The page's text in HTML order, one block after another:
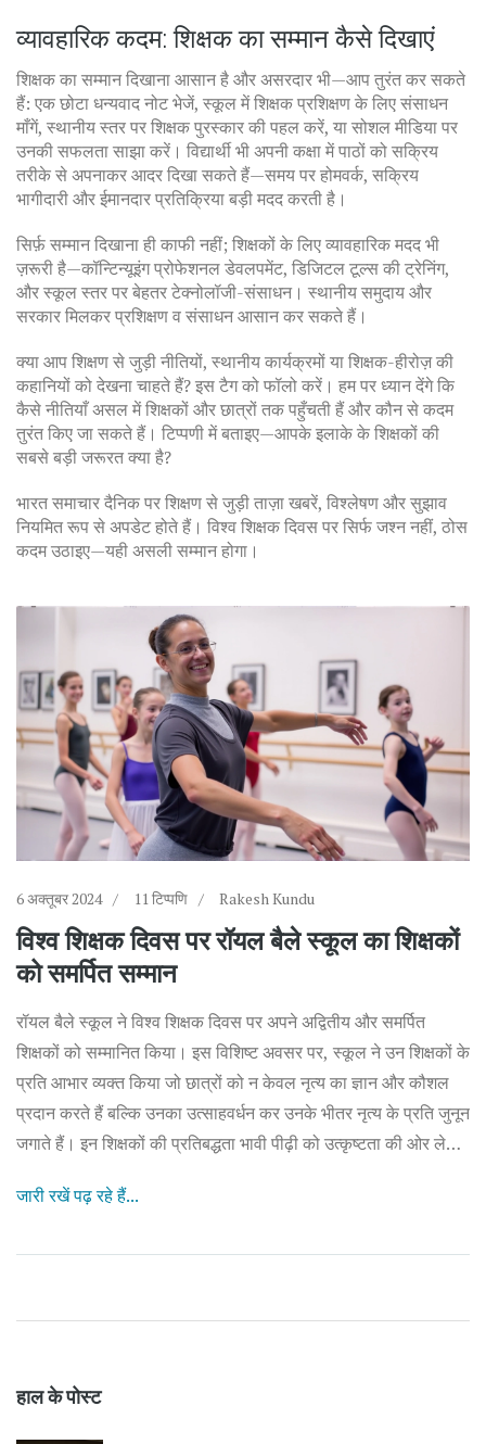
व्यावहारिक कदम: शिक्षक का सम्मान कैसे दिखाएं
शिक्षक का सम्मान दिखाना आसान है और असरदार भी—आप तुरंत कर सकते
हैं: एक छोटा धन्यवाद नोट भेजें, स्कूल में शिक्षक प्रशिक्षण के लिए संसाधन
माँगें, स्थानीय स्तर पर शिक्षक पुरस्कार की पहल करें, या सोशल मीडिया पर
उनकी सफलता साझा करें। विद्यार्थी भी अपनी कक्षा में पाठों को सक्रिय
तरीके से अपनाकर आदर दिखा सकते हैं—समय पर होमवर्क, सक्रिय
भागीदारी और ईमानदार प्रतिक्रिया बड़ी मदद करती है।
सिर्फ़ सम्मान दिखाना ही काफी नहीं; शिक्षकों के लिए व्यावहारिक मदद भी
ज़रूरी है—कॉन्टिन्यूइंग प्रोफेशनल डेवलपमेंट, डिजिटल टूल्स की ट्रेनिंग,
और स्कूल स्तर पर बेहतर टेक्नोलॉजी-संसाधन। स्थानीय समुदाय और
सरकार मिलकर प्रशिक्षण व संसाधन आसान कर सकते हैं।
क्या आप शिक्षण से जुड़ी नीतियों, स्थानीय कार्यक्रमों या शिक्षक-हीरोज़ की
कहानियों को देखना चाहते हैं? इस टैग को फॉलो करें। हम पर ध्यान देंगे कि
कैसे नीतियाँ असल में शिक्षकों और छात्रों तक पहुँचती हैं और कौन से कदम
तुरंत किए जा सकते हैं। टिप्पणी में बताइए—आपके इलाके के शिक्षकों की
सबसे बड़ी जरूरत क्या है?
भारत समाचार दैनिक पर शिक्षण से जुड़ी ताज़ा खबरें, विश्लेषण और सुझाव
नियमित रूप से अपडेट होते हैं। विश्व शिक्षक दिवस पर सिर्फ जश्न नहीं, ठोस
कदम उठाइए—यही असली सम्मान होगा।
6 अक्तूबर 2024 11 टिप्पणि Rakesh Kundu
विश्व शिक्षक दिवस पर रॉयल बैले स्कूल का शिक्षकों
को समर्पित सम्मान
रॉयल बैले स्कूल ने विश्व शिक्षक दिवस पर अपने अद्वितीय और समर्पित
शिक्षकों को सम्मानित किया। इस विशिष्ट अवसर पर, स्कूल ने उन शिक्षकों के
प्रति आभार व्यक्त किया जो छात्रों को न केवल नृत्य का ज्ञान और कौशल
प्रदान करते हैं बल्कि उनका उत्साहवर्धन कर उनके भीतर नृत्य के प्रति जुनून
जगाते हैं। इन शिक्षकों की प्रतिबद्धता भावी पीढ़ी को उत्कृष्टता की ओर ले
जारी रखें पढ़ रहे हैं...
हाल के पोस्ट